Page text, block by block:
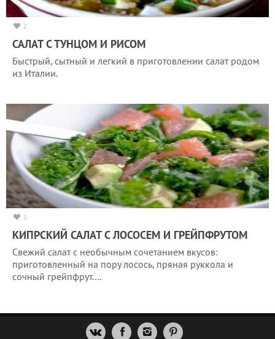
2
САЛАТ С ТУНЦОМ И РИСОМ
Быстрый, сытный и легкий в приготовлении салат родом
из Италии.
3
КИПРСКИЙ САЛАТ С ЛОСОСЕМ И ГРЕЙПФРУТОМ
Свежий салат с необычным сочетанием вкусов:
приготовленный на пору лосось, пряная руккола и
сочный грейпфрут.…